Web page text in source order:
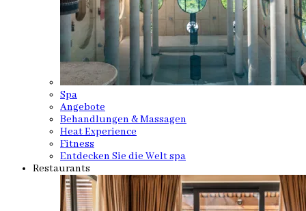
Spa
Angebote
Behandlungen & Massagen
Heat Experience
Fitness
Entdecken Sie die Welt spa
Restaurants